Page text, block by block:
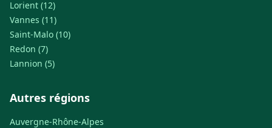
Lorient (12)
Vannes (11)
Saint-Malo (10)
Redon (7)
Lannion (5)
Autres régions
Auvergne-Rhône-Alpes